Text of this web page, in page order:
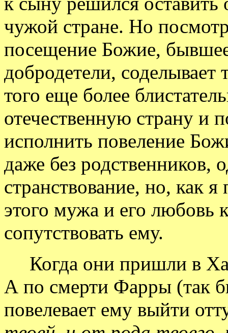
чужой стране. Но
посещение Божие,
добродетели, соделывает
того еще более
отечественную страну и
исполнить повеление
даже без родственников,
странствование, но, как
этого мужа и его любовь
сопутствовать ему.
Когда они пришли в
А по смерти Фарры (так
повелевает ему выйти